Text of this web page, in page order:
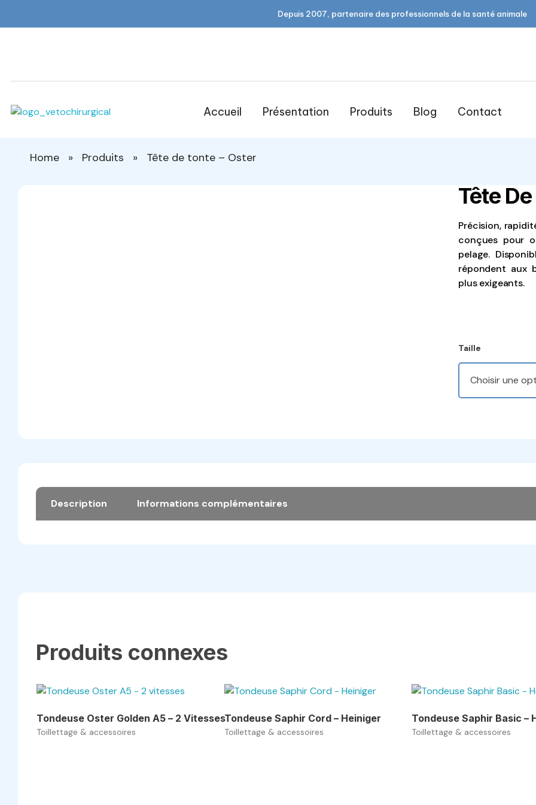
Depuis 2007, partenaire des professionnels de la santé animale
Accueil Présentation Produits Blog Contact
Home » Produits » Tête de tonte – Oster
Tête
Précision,
conçues pour
pelage.
répondent aux
plus exigeants.
Taille
Description Informations complémentaires
Produits connexes
Tondeuse Oster Golden A5 – 2 Vitesses
Toillettage & accessoires
Tondeuse Saphir Cord – Heiniger
Toillettage & accessoires
Tondeuse Saphir Basic –
Toillettage & accessoires